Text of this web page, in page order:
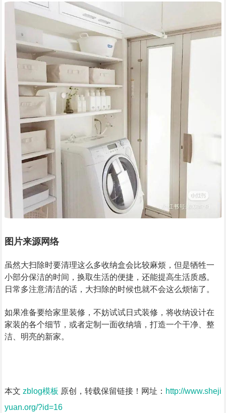
图片来源网络
虽然大扫除时要清理这么多收纳盒会比较麻烦，但是牺牲一
小部分保洁的时间，换取生活的便捷，还能提高生活质感。
日常多注意清洁的话，大扫除的时候也就不会这么烦恼了。
如果准备要给家里装修，不妨试试日式装修，将收纳设计在
家装的各个细节，或者定制一面收纳墙，打造一个干净、整
洁、明亮的新家。
本文 zblog模板 原创，转载保留链接！网址： http://www.sheji
yuan.org/?id=16